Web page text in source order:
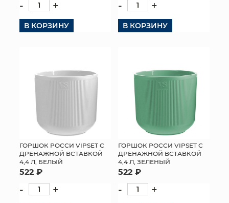
- +
В КОРЗИНУ
- +
В КОРЗИНУ
ГОРШОК РОССИ VIPSET С
ДРЕНАЖНОЙ ВСТАВКОЙ
4,4 Л, БЕЛЫЙ
522 ₽
- +
ГОРШОК РОССИ VIPSET С
ДРЕНАЖНОЙ ВСТАВКОЙ
4,4 Л, ЗЕЛЕНЫЙ
522 ₽
- +